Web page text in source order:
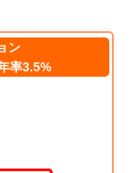
ン
率3.5%